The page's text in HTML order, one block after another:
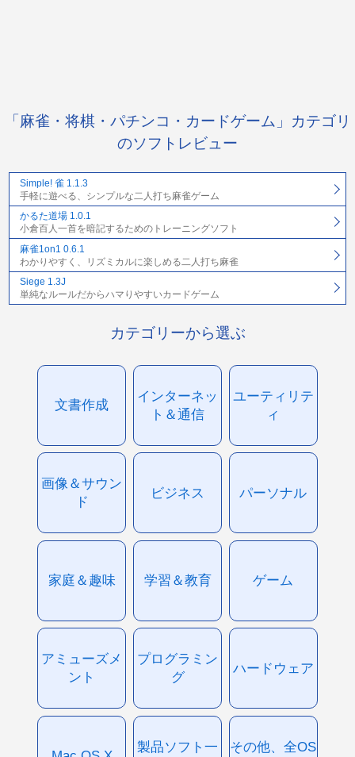
「麻雀・将棋・パチンコ・カードゲーム」カテゴリ
のソフトレビュー
Simple! 雀 1.1.3
手軽に遊べる、シンプルな二人打ち麻雀ゲーム
かるた道場 1.0.1
小倉百人一首を暗記するためのトレーニングソフト
麻雀1on1 0.6.1
わかりやすく、リズミカルに楽しめる二人打ち麻雀
Siege 1.3J
単純なルールだからハマりやすいカードゲーム
カテゴリーから選ぶ
文書作成
インターネッ
ト＆通信
ユーティリテ
ィ
画像＆サウン
ド
ビジネス パーソナル
家庭＆趣味 学習＆教育 ゲーム
アミューズメ
ント
プログラミン
グ
ハードウェア
製品ソフト一
その他、全OS